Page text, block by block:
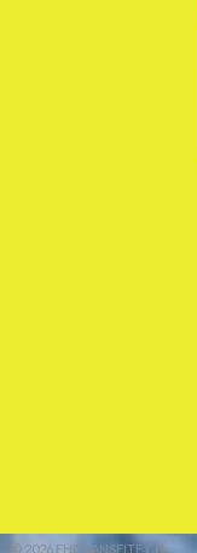
© 2026 EHC FANSEITE.CH